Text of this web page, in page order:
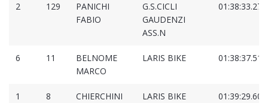
2 129
PANICHI
FABIO
G.S.CICLI
GAUDENZI
ASS.N
01:38:33.274
6 11
BELNOME
MARCO
LARIS BIKE 01:38:37.517
1 8
CHIERCHINI
LARIS BIKE 01:39:29.605